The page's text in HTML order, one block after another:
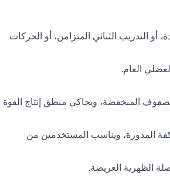
التدريب الثنائي المتزامن، أو الحركات
العام.
المنخفضة، ويحاكي منطق إنتاج القوة
المدورة، ويناسب المستخدمين من
الظهرية العريضة.